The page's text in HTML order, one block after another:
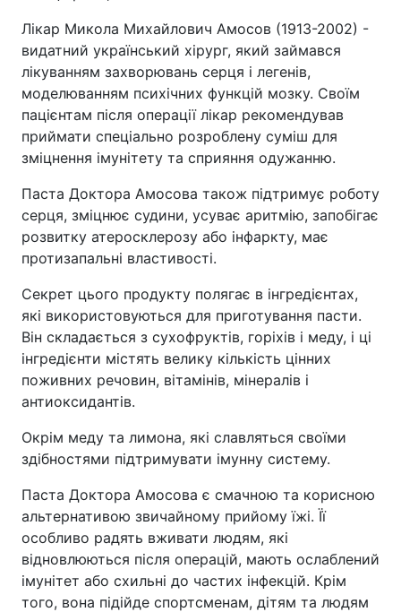
Лікар Микола Михайлович Амосов (1913-2002) -
видатний український хірург, який займався
лікуванням захворювань серця і легенів,
моделюванням психічних функцій мозку. Своїм
пацієнтам після операції лікар рекомендував
приймати спеціально розроблену суміш для
зміцнення імунітету та сприяння одужанню.
Паста Доктора Амосова також підтримує роботу
серця, зміцнює судини, усуває аритмію, запобігає
розвитку атеросклерозу або інфаркту, має
протизапальні властивості.
Секрет цього продукту полягає в інгредієнтах,
які використовуються для приготування пасти.
Він складається з сухофруктів, горіхів і меду, і ці
інгредієнти містять велику кількість цінних
поживних речовин, вітамінів, мінералів і
антиоксидантів.
Окрім меду та лимона, які славляться своїми
здібностями підтримувати імунну систему.
Паста Доктора Амосова є смачною та корисною
альтернативою звичайному прийому їжі. Її
особливо радять вживати людям, які
відновлюються після операцій, мають ослаблений
імунітет або схильні до частих інфекцій. Крім
того, вона підійде спортсменам, дітям та людям